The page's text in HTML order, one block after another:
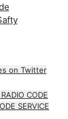
on Twitter
CODE
SERVICE